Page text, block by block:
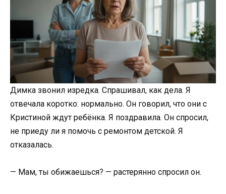
Димка звонил изредка. Спрашивал, как дела. Я
отвечала коротко: нормально. Он говорил, что они с
Кристиной ждут ребёнка. Я поздравила. Он спросил,
не приеду ли я помочь с ремонтом детской. Я
отказалась.
— Мам, ты обижаешься? — растерянно спросил он.